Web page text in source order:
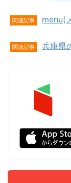
関連記事 menu(
関連記事 兵庫県